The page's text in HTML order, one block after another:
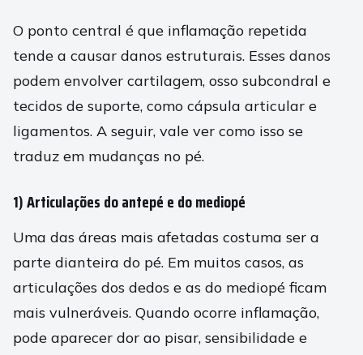
O ponto central é que inflamação repetida
tende a causar danos estruturais. Esses danos
podem envolver cartilagem, osso subcondral e
tecidos de suporte, como cápsula articular e
ligamentos. A seguir, vale ver como isso se
traduz em mudanças no pé.
1) Articulações do antepé e do mediopé
Uma das áreas mais afetadas costuma ser a
parte dianteira do pé. Em muitos casos, as
articulações dos dedos e as do mediopé ficam
mais vulneráveis. Quando ocorre inflamação,
pode aparecer dor ao pisar, sensibilidade e